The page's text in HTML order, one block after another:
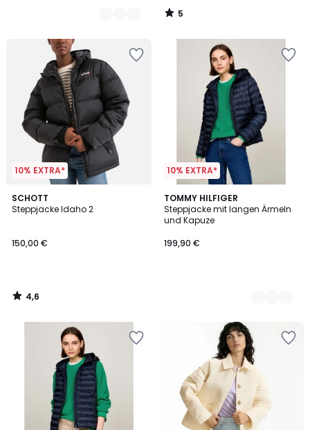
5
/
10% EXTRA*
SCHOTT
Steppjacke Idaho 2
150,00 €
4,6
/ 5
4,6
/
10% EXTRA*
TOMMY HILFIGER
Steppjacke mit langen Ärmeln
und Kapuze
199,90 €
2
Farben